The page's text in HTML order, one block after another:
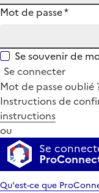
Mot de passe*
Se souvenir de
Se connecter
Mot de passe oublié
Instructions de
instructions
ou
Se
Qu'est-ce que